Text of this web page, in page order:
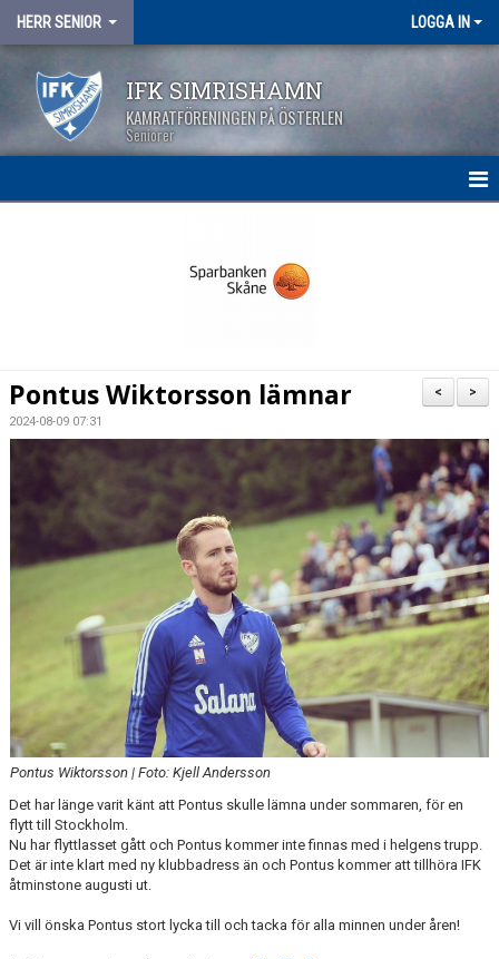
HERR SENIOR LOGGA IN
IFK SIMRISHAMN
KAMRATFÖRENINGEN PÅ ÖSTERLEN
Seniorer
TRUPPEN
BILDGALLERI
DOKUMENT
>
<
Pontus Wiktorsson lämnar
2024-08-09 07:31
Pontus Wiktorsson | Foto: Kjell Andersson
Det har länge varit känt att Pontus skulle lämna under sommaren, för en
flytt till Stockholm.
Nu har flyttlasset gått och Pontus kommer inte finnas med i helgens trupp.
Det är inte klart med ny klubbadress än och Pontus kommer att tillhöra IFK
åtminstone augusti ut.
Vi vill önska Pontus stort lycka till och tacka för alla minnen under åren!